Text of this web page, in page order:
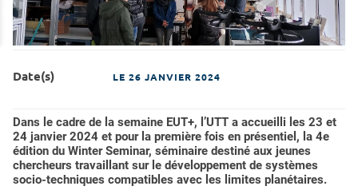
Date(s) LE 26 JANVIER 2024
Dans le cadre de la semaine EUT+, l’UTT a accueilli les 23 et
24 janvier 2024 et pour la première fois en présentiel, la 4e
édition du Winter Seminar, séminaire destiné aux jeunes
chercheurs travaillant sur le développement de systèmes
socio-techniques compatibles avec les limites planétaires.